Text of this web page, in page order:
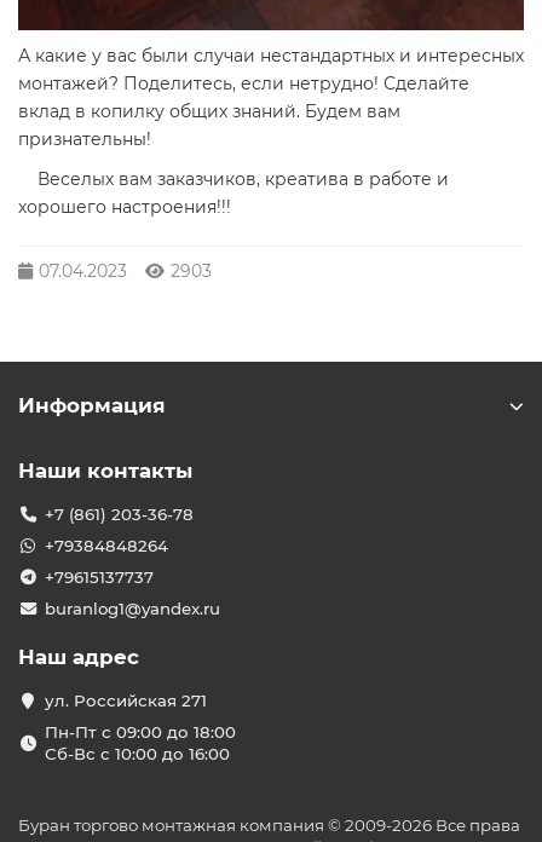
А какие у вас были случаи нестандартных и интересных
монтажей? Поделитесь, если нетрудно! Сделайте
вклад в копилку общих знаний. Будем вам
признательны!
Веселых вам заказчиков, креатива в работе и
хорошего настроения!!!
07.04.2023 2903
Информация
Наши контакты
+7 (861) 203-36-78
+79384848264
+79615137737
buranlog1@yandex.ru
Наш адрес
ул. Российская 271
Пн-Пт с 09:00 до 18:00
Сб-Вс с 10:00 до 16:00
Буран торгово монтажная компания © 2009-2026 Все права